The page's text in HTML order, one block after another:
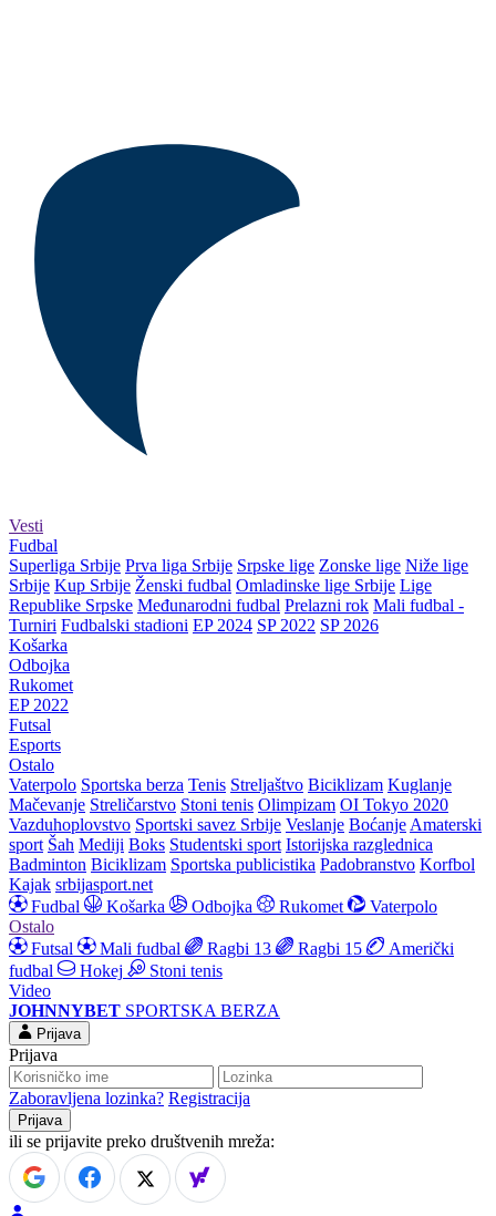
Vesti
Fudbal
Superliga Srbije Prva liga Srbije Srpske lige Zonske lige Niže lige
Srbije Kup Srbije Ženski fudbal Omladinske lige Srbije Lige
Republike Srpske Međunarodni fudbal Prelazni rok Mali fudbal -
Turniri Fudbalski stadioni EP 2024 SP 2022 SP 2026
Košarka
Odbojka
Rukomet
EP 2022
Futsal
Esports
Ostalo
Vaterpolo Sportska berza Tenis Streljaštvo Biciklizam Kuglanje
Mačevanje Streličarstvo Stoni tenis Olimpizam OI Tokyo 2020
Vazduhoplovstvo Sportski savez Srbije Veslanje Boćanje Amaterski
sport Šah Mediji Boks Studentski sport Istorijska razglednica
Badminton Biciklizam Sportska publicistika Padobranstvo Korfbol
Kajak srbijasport.net
Fudbal
Košarka Odbojka Rukomet
Vaterpolo
Ostalo
Futsal
Mali fudbal Ragbi 13 Ragbi 15
Američki
fudbal
Hokej
Stoni tenis
Video
JOHNNYBET SPORTSKA BERZA
Prijava
Prijava
Zaboravljena lozinka? Registracija
ili se prijavite preko društvenih mreža: